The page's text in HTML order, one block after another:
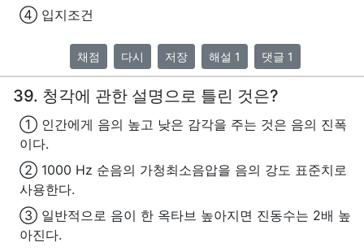
④ 입지조건
채점 다시 저장 해설 1 댓글 1
39. 청각에 관한 설명으로 틀린 것은?
① 인간에게 음의 높고 낮은 감각을 주는 것은 음의 진폭
이다.
② 1000 Hz 순음의 가청최소음압을 음의 강도 표준치로
사용한다.
③ 일반적으로 음이 한 옥타브 높아지면 진동수는 2배 높
아진다.